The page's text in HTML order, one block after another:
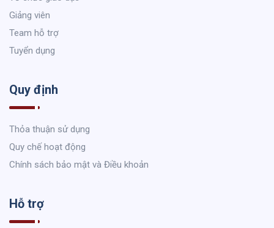
Giảng viên
Team hỗ trợ
Tuyển dụng
Quy định
Thỏa thuận sử dụng
Quy chế hoạt động
Chính sách bảo mật và Điều khoản
Hỗ trợ